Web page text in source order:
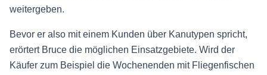
weitergeben.
Bevor er also mit einem Kunden über Kanutypen spricht,
erörtert Bruce die möglichen Einsatzgebiete. Wird der
Käufer zum Beispiel die Wochenenden mit Fliegenfischen